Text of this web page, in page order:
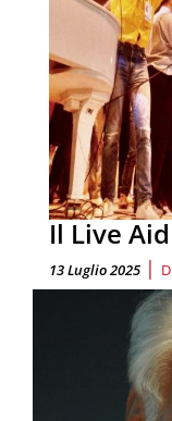
Il Live
13 Luglio 2025 |